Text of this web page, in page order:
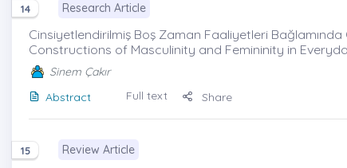
14 Research Article
Cinsiyetlendirilmiş Boş Zaman Faaliyetleri Bağlamında
Constructions of Masculinity and Femininity in
Sinem Çakır
Abstract
Full text Share
15 Review Article